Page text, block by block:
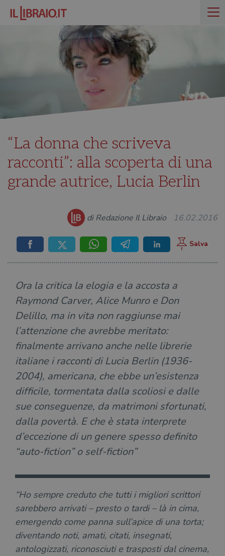
“La donna che scriveva
racconti”: alla scoperta di una
grande autrice, Lucia Berlin
di Redazione Il Libraio 16.02.2016
Ora la critica la elogia e la accosta a
Raymond Carver, Alice Munro e Don
Delillo, ma in vita non raggiunse mai
l’attenzione che avrebbe meritato:
finalmente arrivano anche nelle librerie
italiane i racconti di Lucia Berlin (1936-
2004), americana, che ebbe un’esistenza
difficile, tormentata dalla scoliosi e dalle
sue conseguenze, da matrimoni sfortunati,
dalla povertà. E che è stata interprete
d’eccezione di un genere spesso definito
“auto-fiction” o self-fiction”
“Ho sempre creduto che tutti i migliori scrittori
sarebbero arrivati – presto o tardi – là in cima,
emergendo come panna sull’apice di una torta;
diventando noti, amati, citati, insegnati,
antologizzati, riconosciuti e trasposti dal cinema,